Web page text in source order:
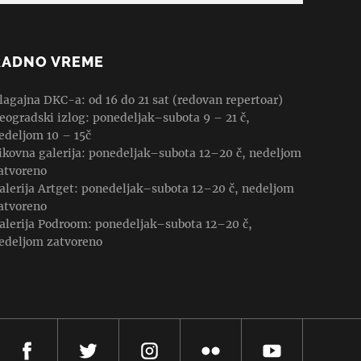
VREME
DKC-a: od 16 do 21 sat (redovan repertoar)
izlog: ponedeljak–subota 9 – 21 č,
10 – 15č
galerija: ponedeljak–subota 12–20 č, nedeljom
Artget: ponedeljak–subota 12–20 č, nedeljom
Podroom: ponedeljak–subota 12–20 č,
zatvoreno